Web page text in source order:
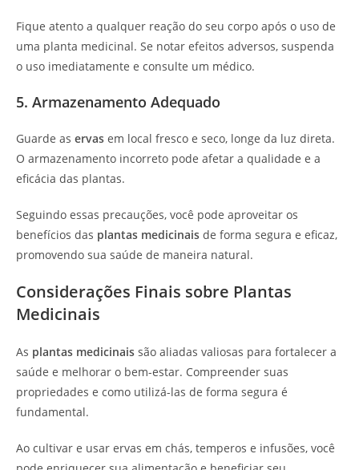
Fique atento a qualquer reação do seu corpo após o uso de
uma planta medicinal. Se notar efeitos adversos, suspenda
o uso imediatamente e consulte um médico.
5. Armazenamento Adequado
Guarde as ervas em local fresco e seco, longe da luz direta.
O armazenamento incorreto pode afetar a qualidade e a
eficácia das plantas.
Seguindo essas precauções, você pode aproveitar os
benefícios das plantas medicinais de forma segura e eficaz,
promovendo sua saúde de maneira natural.
Considerações Finais sobre Plantas
Medicinais
As plantas medicinais são aliadas valiosas para fortalecer a
saúde e melhorar o bem-estar. Compreender suas
propriedades e como utilizá-las de forma segura é
fundamental.
Ao cultivar e usar ervas em chás, temperos e infusões, você